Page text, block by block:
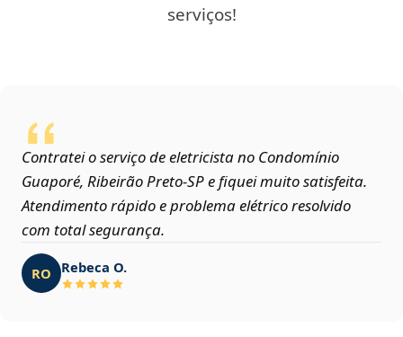
serviços!
Contratei o serviço de eletricista no Condomínio
Guaporé, Ribeirão Preto‑SP e fiquei muito satisfeita.
Atendimento rápido e problema elétrico resolvido
com total segurança.
RO Rebeca O.